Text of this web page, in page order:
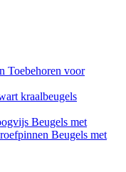
Toebehoren voor
kraalbeugels
Beugels met
Beugels met